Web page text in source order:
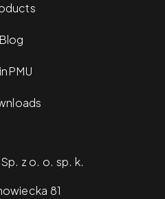
Blog
z o. o. sp. k.
81